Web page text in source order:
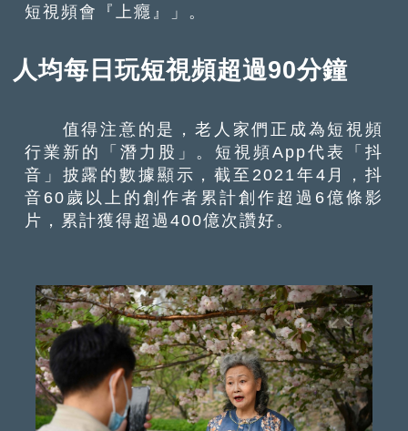
短視頻會『上癮』」。
人均每日玩短視頻超過90分鐘
值得注意的是，老人家們正成為短視頻
行業新的「潛力股」。短視頻App代表「抖
音」披露的數據顯示，截至2021年4月，抖
音60歲以上的創作者累計創作超過6億條影
片，累計獲得超過400億次讚好。